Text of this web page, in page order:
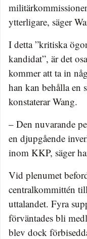
ytterligare, säger
I detta ”kritiska
kandidat”, är det
kommer att ta in
han kan behålla en
konstaterar Wang.
– Den nuvarande
en djupgående
inom KKP, säger
Vid plenumet
centralkommittén
uttalandet. Fyra
förväntades bli
blev dock